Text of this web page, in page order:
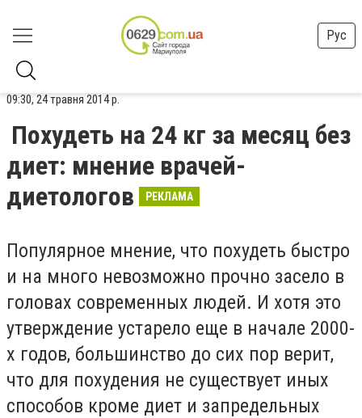
Рус
09:30, 24 травня 2014 р.
Похудеть на 24 кг за месяц без
диет: мнение врачей-
диетологов
РЕКЛАМА
Популярное мнение, что похудеть быстро
и на много невозможно прочно засело в
головах современных людей. И хотя это
утверждение устарело еще в начале 2000-
х годов, большинство до сих пор верит,
что для похудения не существует иных
способов кроме диет и запредельных